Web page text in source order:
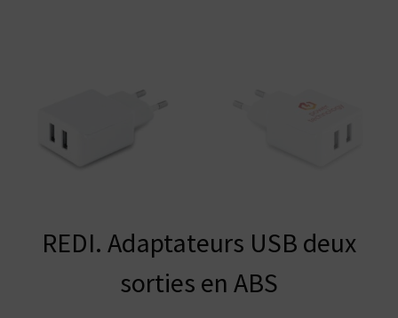
REDI. Adaptateurs USB deux
sorties en ABS